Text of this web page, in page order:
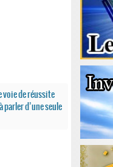
voie de réussite
parler d’une seule